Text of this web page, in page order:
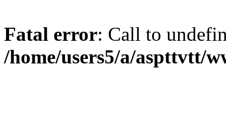
Fatal error: Call to
/home/users5/a/aspttvtt/